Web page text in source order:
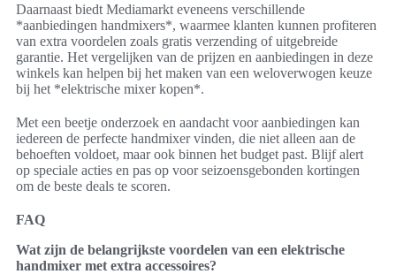
Daarnaast biedt Mediamarkt eveneens verschillende
*aanbiedingen handmixers*, waarmee klanten kunnen profiteren
van extra voordelen zoals gratis verzending of uitgebreide
garantie. Het vergelijken van de prijzen en aanbiedingen in deze
winkels kan helpen bij het maken van een weloverwogen keuze
bij het *elektrische mixer kopen*.
Met een beetje onderzoek en aandacht voor aanbiedingen kan
iedereen de perfecte handmixer vinden, die niet alleen aan de
behoeften voldoet, maar ook binnen het budget past. Blijf alert
op speciale acties en pas op voor seizoensgebonden kortingen
om de beste deals te scoren.
FAQ
Wat zijn de belangrijkste voordelen van een elektrische
handmixer met extra accessoires?